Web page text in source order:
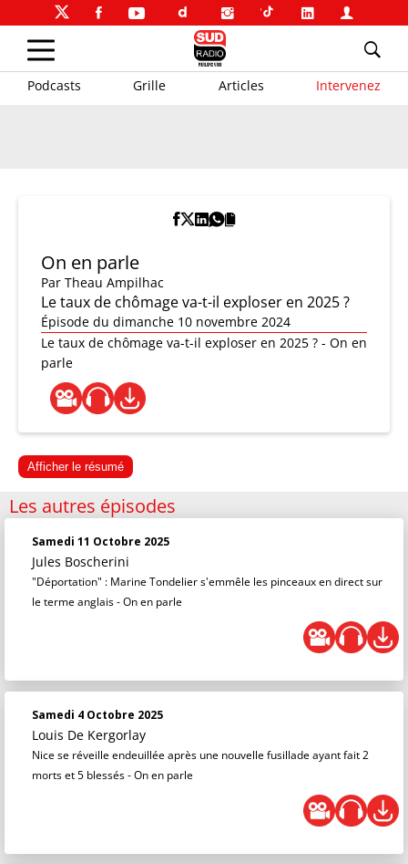
Podcasts Grille Articles Intervenez
On en parle
Par Theau Ampilhac
Le taux de chômage va-t-il exploser en 2025 ?
Épisode du dimanche 10 novembre 2024
Le taux de chômage va-t-il exploser en 2025 ? - On en
parle
Afficher le résumé
Les autres épisodes
Samedi 11 Octobre 2025
Jules Boscherini
"Déportation" : Marine Tondelier s'emmêle les pinceaux en direct sur
le terme anglais - On en parle
Samedi 4 Octobre 2025
Louis De Kergorlay
Nice se réveille endeuillée après une nouvelle fusillade ayant fait 2
morts et 5 blessés - On en parle